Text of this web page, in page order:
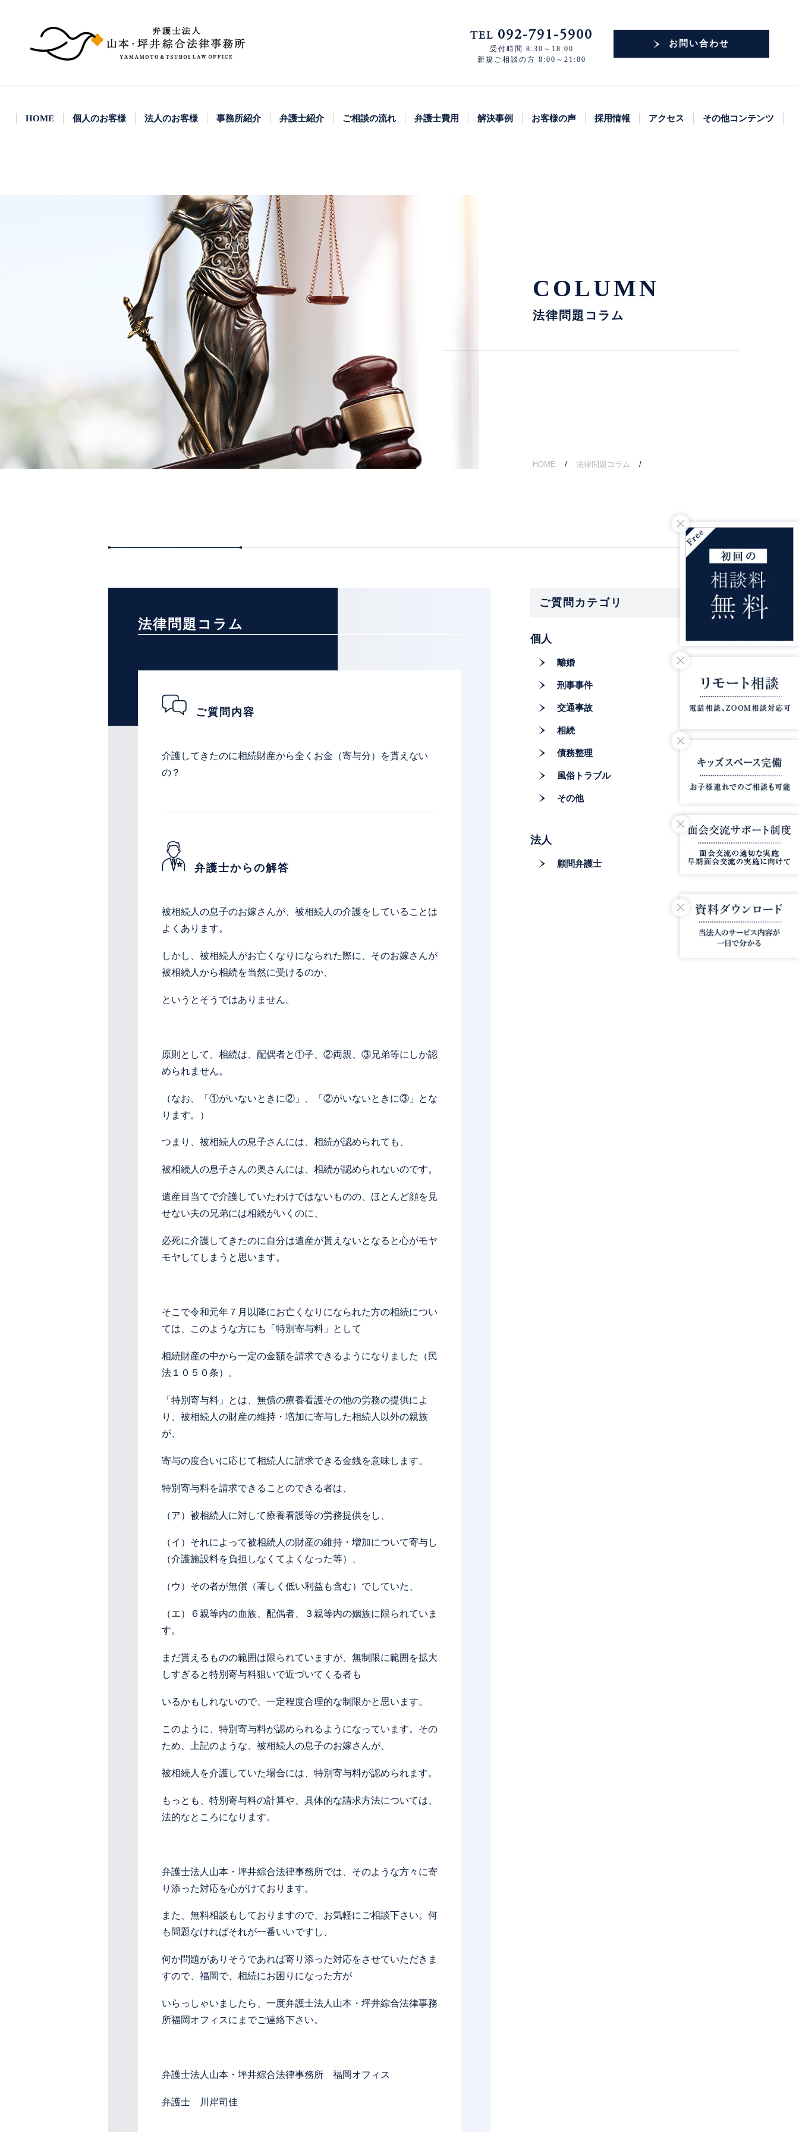
お問い合わせ
TEL 092-791-5900
受付時間 8:30～18:00
新規ご相談の方 8:00～21:00
HOME 個人のお客様 法人のお客様 事務所紹介 弁護士紹介 ご相談の流れ 弁護士費用 解決事例 お客様の声 採用情報 アクセス その他コンテンツ
COLUMN
法律問題コラム
HOME
法律問題コラム
法律問題コラム
ご質問内容
介護してきたのに相続財産から全くお金（寄与分）を貰えない
の？
弁護士からの解答
被相続人の息子のお嫁さんが、被相続人の介護をしていることは
よくあります。
しかし、被相続人がお亡くなりになられた際に、そのお嫁さんが
被相続人から相続を当然に受けるのか、
というとそうではありません。
原則として、相続は、配偶者と①子、②両親、③兄弟等にしか認
められません。
（なお、「①がいないときに②」、「②がいないときに③」とな
ります。）
つまり、被相続人の息子さんには、相続が認められても、
被相続人の息子さんの奥さんには、相続が認められないのです。
遺産目当てで介護していたわけではないものの、ほとんど顔を見
せない夫の兄弟には相続がいくのに、
必死に介護してきたのに自分は遺産が貰えないとなると心がモヤ
モヤしてしまうと思います。
そこで令和元年７月以降にお亡くなりになられた方の相続につい
ては、このような方にも「特別寄与料」として
相続財産の中から一定の金額を請求できるようになりました（民
法１０５０条）。
「特別寄与料」とは、無償の療養看護その他の労務の提供によ
り、被相続人の財産の維持・増加に寄与した相続人以外の親族
が、
寄与の度合いに応じて相続人に請求できる金銭を意味します。
特別寄与料を請求できることのできる者は、
（ア）被相続人に対して療養看護等の労務提供をし、
（イ）それによって被相続人の財産の維持・増加について寄与し
（介護施設料を負担しなくてよくなった等）、
（ウ）その者が無償（著しく低い利益も含む）でしていた、
（エ）６親等内の血族、配偶者、３親等内の姻族に限られていま
す。
まだ貰えるものの範囲は限られていますが、無制限に範囲を拡大
しすぎると特別寄与料狙いで近づいてくる者も
いるかもしれないので、一定程度合理的な制限かと思います。
このように、特別寄与料が認められるようになっています。その
ため、上記のような、被相続人の息子のお嫁さんが、
被相続人を介護していた場合には、特別寄与料が認められます。
もっとも、特別寄与料の計算や、具体的な請求方法については、
法的なところになります。
弁護士法人山本・坪井綜合法律事務所では、そのような方々に寄
り添った対応を心がけております。
また、無料相談もしておりますので、お気軽にご相談下さい。何
も問題なければそれが一番いいですし、
何か問題がありそうであれば寄り添った対応をさせていただきま
すので、福岡で、相続にお困りになった方が
いらっしゃいましたら、一度弁護士法人山本・坪井綜合法律事務
所福岡オフィスにまでご連絡下さい。
弁護士法人山本・坪井綜合法律事務所 福岡オフィス
弁護士 川岸司佳
ご質問カテゴリ
個人
離婚
刑事事件
交通事故
相続
債務整理
風俗トラブル
その他
法人
顧問弁護士